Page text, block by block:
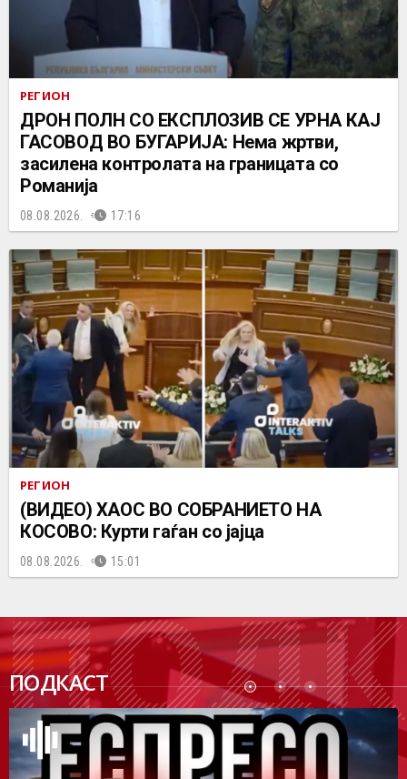
РЕГИОН
ДРОН ПОЛН СО ЕКСПЛОЗИВ СЕ УРНА КАЈ
ГАСОВОД ВО БУГАРИЈА: Нема жртви,
засилена контролата на границата со
Романија
08.08.2026. 17:16
РЕГИОН
(ВИДЕО) ХАОС ВО СОБРАНИЕТО НА
КОСОВО: Курти гаѓан со јајца
08.08.2026. 15:01
ПОДКАСТ
ПОДК